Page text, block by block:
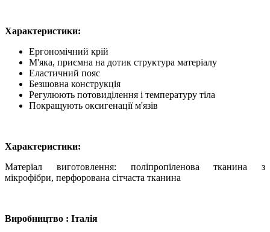
Характеристики:
Ергономічний крій
М'яка, приємна на дотик структура матеріалу
Еластичний пояс
Безшовна конструкція
Регулюють потовиділення і температуру тіла
Покращують оксигенації м'язів
Характеристики:
Матеріал виготовлення: поліпропіленова тканина з
мікрофібри, перфорована сітчаста тканина
Виробництво : Італія